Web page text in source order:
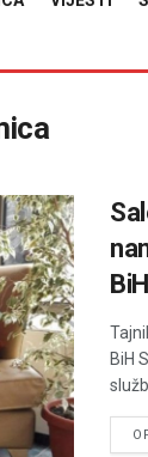
BiH
BiH